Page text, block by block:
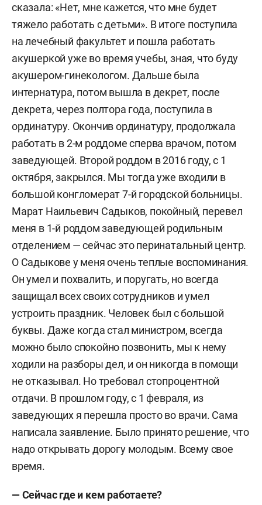
сказала: «Нет, мне кажется, что мне будет
тяжело работать с детьми». В итоге поступила
на лечебный факультет и пошла работать
акушеркой уже во время учебы, зная, что буду
акушером-гинекологом. Дальше была
интернатура, потом вышла в декрет, после
декрета, через полтора года, поступила в
ординатуру. Окончив ординатуру, продолжала
работать в 2-м роддоме сперва врачом, потом
заведующей. Второй роддом в 2016 году, с 1
октября, закрылся. Мы тогда уже входили в
большой конгломерат 7-й городской больницы.
Марат Наильевич Садыков, покойный, перевел
меня в 1-й роддом заведующей родильным
отделением — сейчас это перинатальный центр.
О Садыкове у меня очень теплые воспоминания.
Он умел и похвалить, и поругать, но всегда
защищал всех своих сотрудников и умел
устроить праздник. Человек был с большой
буквы. Даже когда стал министром, всегда
можно было спокойно позвонить, мы к нему
ходили на разборы дел, и он никогда в помощи
не отказывал. Но требовал стопроцентной
отдачи. В прошлом году, с 1 февраля, из
заведующих я перешла просто во врачи. Сама
написала заявление. Было принято решение, что
надо открывать дорогу молодым. Всему свое
время.
— Сейчас где и кем работаете?